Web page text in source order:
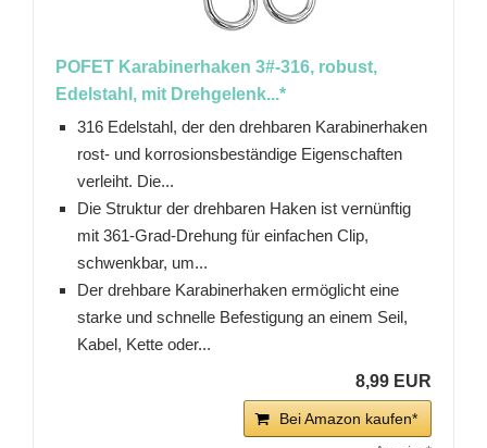
POFET Karabinerhaken 3#-316, robust,
Edelstahl, mit Drehgelenk...*
316 Edelstahl, der den drehbaren Karabinerhaken
rost- und korrosionsbeständige Eigenschaften
verleiht. Die...
Die Struktur der drehbaren Haken ist vernünftig
mit 361-Grad-Drehung für einfachen Clip,
schwenkbar, um...
Der drehbare Karabinerhaken ermöglicht eine
starke und schnelle Befestigung an einem Seil,
Kabel, Kette oder...
8,99 EUR
Bei Amazon kaufen*